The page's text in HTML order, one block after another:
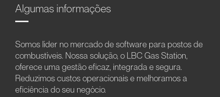
Algumas informações
Somos líder no mercado de software para postos de
combustíveis. Nossa solução, o LBC Gas Station,
oferece uma gestão eficaz, integrada e segura.
Reduzimos custos operacionais e melhoramos a
eficiência do seu negócio.